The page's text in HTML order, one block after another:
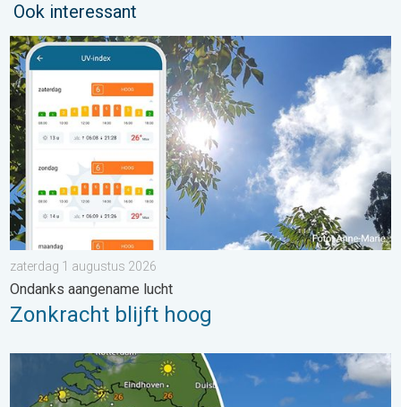
Ook interessant
Zonkracht blijft hoog. Ondanks aangename lucht. . . zaterdag
zaterdag 1 augustus 2026
Ondanks aangename lucht
Zonkracht blijft hoog
Fraai zomerweer om eropuit te trekken. Weekendweer. . .